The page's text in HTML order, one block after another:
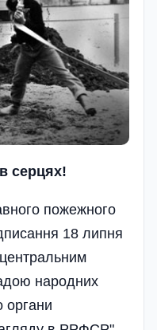
серцях!
пожежного
18 липня
народних
органи